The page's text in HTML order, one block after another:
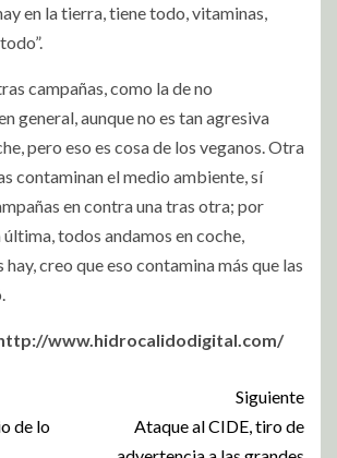
en la tierra, tiene todo, vitaminas,
campañas, como la de no
general, aunque no es tan agresiva
pero eso es cosa de los veganos. Otra
contaminan el medio ambiente, sí
en contra una tras otra; por
todos andamos en coche,
creo que eso contamina más que las
www.hidrocalidodigital.com/
de lo
Siguiente
Ataque al CIDE, tiro de